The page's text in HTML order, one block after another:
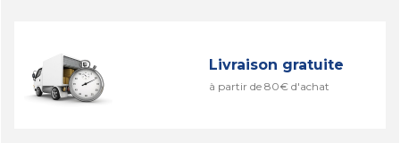
Livraison gratuite
à partir de 80€ d'achat